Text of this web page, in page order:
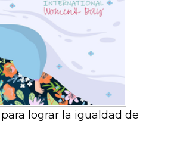
lograr la igualdad de